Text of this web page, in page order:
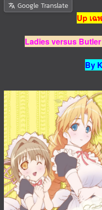
Google Translate
Up เฉ
Ladies versus
By